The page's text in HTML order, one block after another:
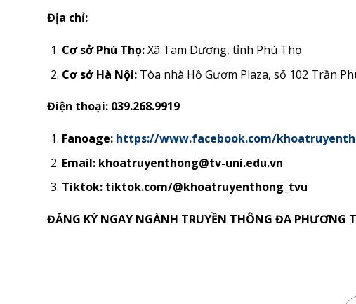
Địa chỉ:
Cơ sở Phú Thọ:Xã Tam Dương, tỉnh Phú Thọ
Cơ sở Hà Nội:Tòa nhà Hồ Gươm Plaza, số 102 Trần
Điện thoại: 039.268.9919
Fanoage:https://www.facebook.com/
Email: khoatruyenthong@tv-uni.edu.vn
Tiktok: tiktok.com/@khoatruyenthong_tvu
ĐĂNG KÝ NGAY NGÀNH TRUYỀN THÔNG ĐA PHƯƠNG